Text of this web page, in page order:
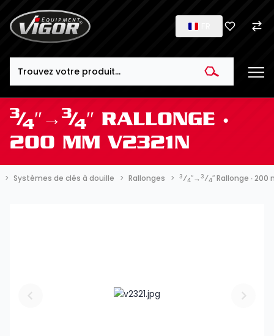
3⁄4″→ 3⁄4″ RALLONGE ∙
200 MM V2321N
Systèmes de clés à douille Rallonges 3⁄4″→3⁄4″ Rallonge ∙ 200